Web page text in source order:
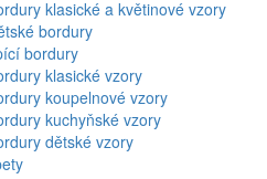
klasické a květinové vzory
bordury
bordury
klasické vzory
koupelnové vzory
kuchyňské vzory
dětské vzory